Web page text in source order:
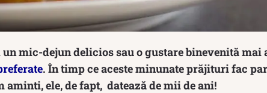
mic-dejun delicios sau o gustare binevenită mai
. În timp ce aceste minunate prăjituri fac
aminti, ele, de fapt, datează de mii de ani!